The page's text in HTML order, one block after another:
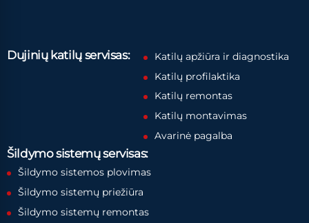
Dujinių katilų servisas:
Katilų apžiūra ir diagnostika
Katilų profilaktika
Katilų remontas
Katilų montavimas
Avarinė pagalba
Šildymo sistemų servisas:
Šildymo sistemos plovimas
Šildymo sistemų priežiūra
Šildymo sistemų remontas